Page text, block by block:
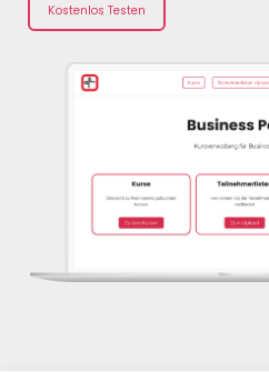
Kostenlos Testen